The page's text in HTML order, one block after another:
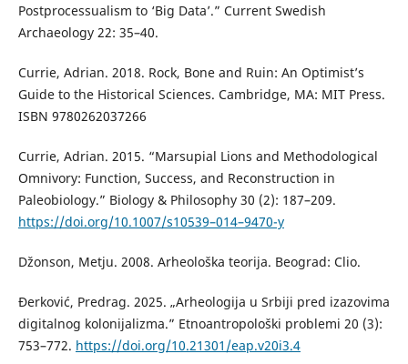
Postprocessualism to ‘Big Data’.” Current Swedish
Archaeology 22: 35–40.
Currie, Adrian. 2018. Rock, Bone and Ruin: An Optimist’s
Guide to the Historical Sciences. Cambridge, MA: MIT Press.
ISBN 9780262037266
Currie, Adrian. 2015. “Marsupial Lions and Methodological
Omnivory: Function, Success, and Reconstruction in
Paleobiology.” Biology & Philosophy 30 (2): 187–209.
https://doi.org/10.1007/s10539–014–9470-y
Džonson, Metju. 2008. Arheološka teorija. Beograd: Clio.
Đerković, Predrag. 2025. „Arheologija u Srbiji pred izazovima
digitalnog kolonijalizma.” Etnoantropološki problemi 20 (3):
753–772. https://doi.org/10.21301/eap.v20i3.4